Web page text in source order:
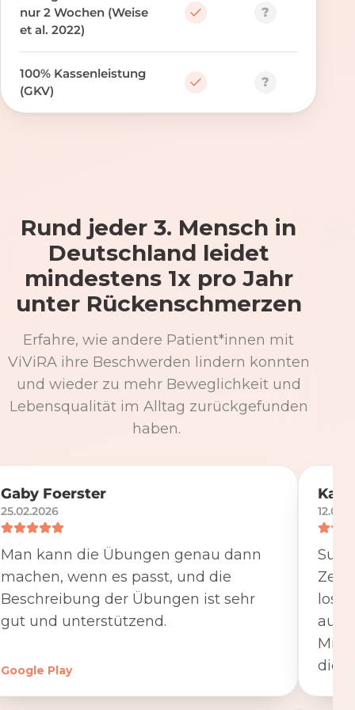
nur 2 Wochen (Weise
et al. 2022)
?
100% Kassenleistung
(GKV)
?
Rund jeder 3. Mensch in
Deutschland leidet
mindestens 1x pro Jahr
unter Rückenschmerzen
Erfahre, wie andere Patient*innen mit
ViViRA ihre Beschwerden lindern konnten
und wieder zu mehr Beweglichkeit und
Lebensqualität im Alltag zurückgefunden
haben.
Gaby Foerster
25.02.2026
Man kann die Übungen genau dann
machen, wenn es passt, und die
Beschreibung der Übungen ist sehr
gut und unterstützend.
Google Play
Zeit
die